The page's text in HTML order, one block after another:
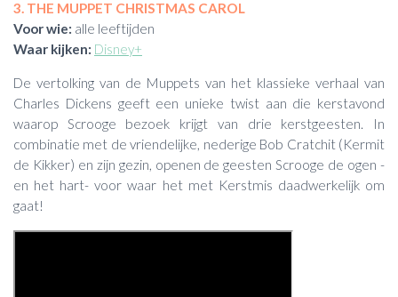
3. THE MUPPET CHRISTMAS CAROL
Voor wie: alle leeftijden
Waar kijken: Disney+
De vertolking van de Muppets van het klassieke verhaal van
Charles Dickens geeft een unieke twist aan die kerstavond
waarop Scrooge bezoek krijgt van drie kerstgeesten. In
combinatie met de vriendelijke, nederige Bob Cratchit (Kermit
de Kikker) en zijn gezin, openen de geesten Scrooge de ogen -
en het hart- voor waar het met Kerstmis daadwerkelijk om
gaat!